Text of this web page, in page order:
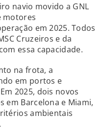
navio movido a GNL
motores
em 2025. Todos
Cruzeiros e da
essa capacidade.
na frota, a
em portos e
2025, dois novos
em Barcelona e Miami,
ambientais